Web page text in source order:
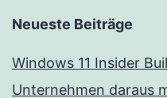
Neueste Beiträge
Windows 11 Insider
Unternehmen daraus